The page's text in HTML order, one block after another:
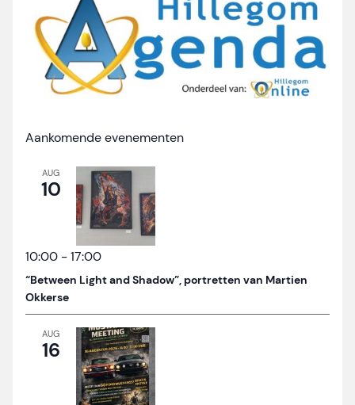
Aankomende evenementen
AUG
10
10:00 -17:00
“Between Light and Shadow”, portretten van Martien
Okkerse
AUG
16